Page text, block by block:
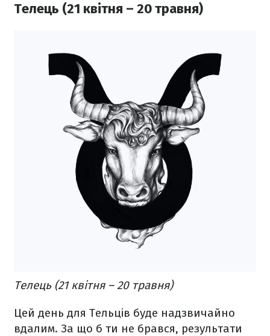
Телець (21 квітня – 20 травня)
Телець (21 квітня – 20 травня)
Цей день для Тельців буде надзвичайно
вдалим. За що б ти не брався, результати